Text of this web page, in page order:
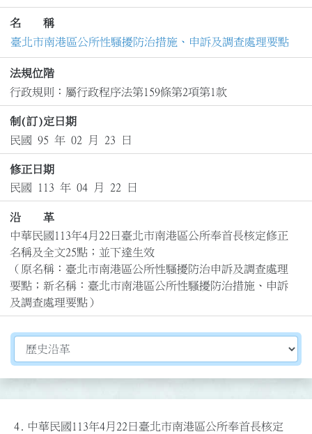
名 稱
臺北市南港區公所性騷擾防治措施、申訴及調查處理要點
法規位階
行政規則：屬行政程序法第159條第2項第1款
制(訂)定日期
民國 95 年 02 月 23 日
修正日期
民國 113 年 04 月 22 日
沿 革
中華民國113年4月22日臺北市南港區公所奉首長核定修正
名稱及全文25點；並下達生效
（原名稱：臺北市南港區公所性騷擾防治申訴及調查處理
要點；新名稱：臺北市南港區公所性騷擾防治措施、申訴
及調查處理要點）
切換選擇法規資訊內容
4.
中華民國113年4月22日臺北市南港區公所奉首長核定